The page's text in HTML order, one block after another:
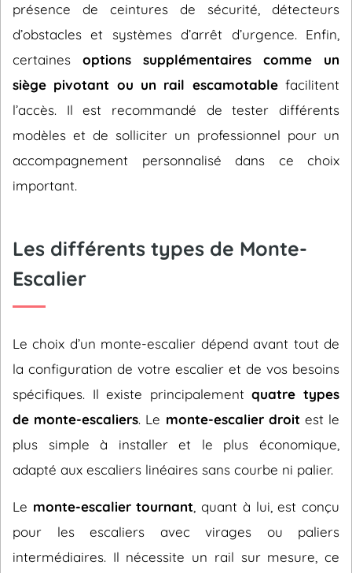
présence de ceintures de sécurité, détecteurs
d’obstacles et systèmes d’arrêt d’urgence. Enfin,
certaines options supplémentaires comme un
siège pivotant ou un rail escamotablefacilitent
l’accès. Il est recommandé de tester différents
modèles et de solliciter un professionnel pour un
accompagnement personnalisé dans ce choix
important.
Les différents types de Monte-
Escalier
Le choix d’un monte-escalier dépend avant tout de
la configuration de votre escalier et de vos besoins
spécifiques. Il existe principalementquatre types
de monte-escaliers. Le monte-escalier droit est le
plus simple à installer et le plus économique,
adapté aux escaliers linéaires sans courbe ni palier.
Le monte-escalier tournant , quant à lui, est conçu
pour les escaliers avec virages ou paliers
intermédiaires. Il nécessite un rail sur mesure, ce